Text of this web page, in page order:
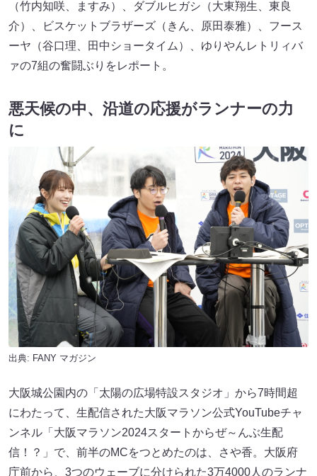
（竹内知咲、ますみ）、ダブルヒガシ（大東翔生、東良
介）、ビスケットブラザーズ（きん、原田泰雅）、フース
ーヤ（谷口理、田中ショータイム）、ゆりやんレトリィバ
ァの7組の奮闘ぶりをレポート。
悪天候の中、沿道の応援がランナーの力
に
出典: FANY マガジン
大阪城公園内の「太陽の広場特設スタジオ」から7時間超
にわたって、生配信された大阪マラソン公式YouTubeチャ
ンネル「大阪マラソン2024スタートからぜ～んぶ生配
信！？」で、前半のMCをつとめたのは、さや香。大阪府
庁前から、3つのウェーブに分けられた3万4000人のランナ